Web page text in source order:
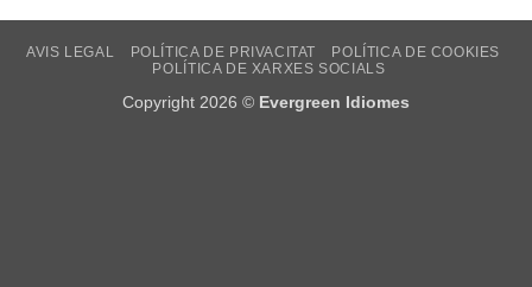
AVIS LEGAL POLÍTICA DE PRIVACITAT
POLÍTICA DE COOKIES
POLÍTICA DE XARXES SOCIALS
Copyright 2026 © Evergreen Idiomes